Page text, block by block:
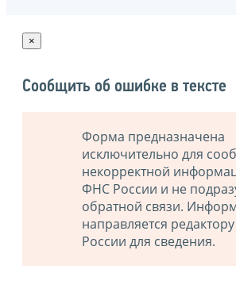
×
Сообщить об ошибке в тексте
Форма предназначена
исключительно для
некорректной
ФНС России и не
обратной связи.
направляется
России для сведения.